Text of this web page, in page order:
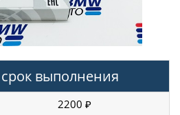
выполнения
2200 ₽